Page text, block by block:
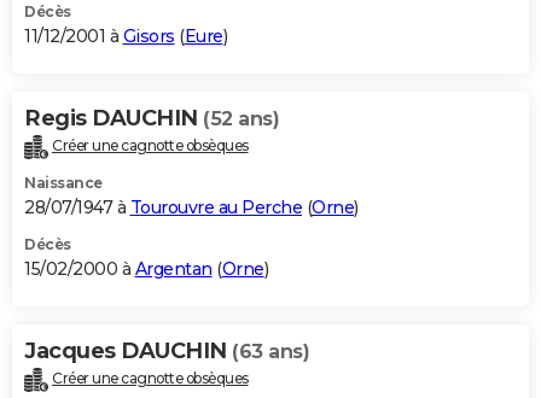
Décès
11/12/2001 à Gisors (Eure)
Regis DAUCHIN (52 ans)
Créer une cagnotte obsèques
Naissance
28/07/1947 à Tourouvre au Perche (Orne)
Décès
15/02/2000 à Argentan (Orne)
Jacques DAUCHIN (63 ans)
Créer une cagnotte obsèques